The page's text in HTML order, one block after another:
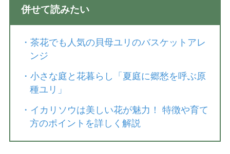
併せて読みたい
・ 茶花でも人気の貝母ユリのバスケットアレ
ンジ
・ 小さな庭と花暮らし「夏庭に郷愁を呼ぶ原
種ユリ」
・ イカリソウは美しい花が魅力！ 特徴や育て
方のポイントを詳しく解説